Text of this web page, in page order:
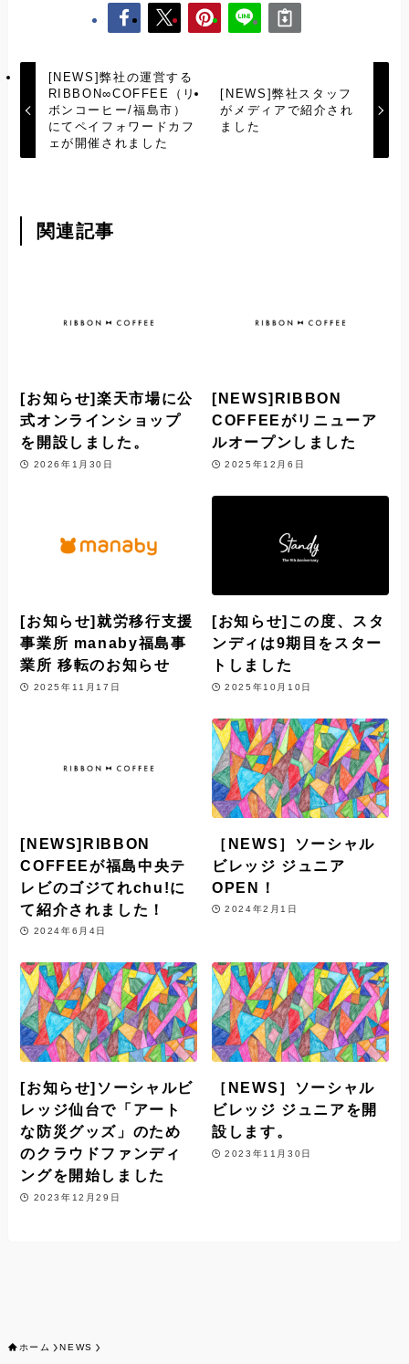
[NEWS]弊社の運営する
RIBBON∞COFFEE（リ
ボンコーヒー/福島市）
にてペイフォワードカフ
ェが開催されました
[NEWS]弊社スタッフ
がメディアで紹介され
ました
関連記事
[お知らせ]楽天市場に公
式オンラインショップ
を開設しました。
2026年1月30日
[NEWS]RIBBON
COFFEEがリニューア
ルオープンしました
2025年12月6日
[お知らせ]就労移行支援
事業所 manaby福島事
業所 移転のお知らせ
2025年11月17日
[お知らせ]この度、スタ
ンディは9期目をスター
トしました
2025年10月10日
[NEWS]RIBBON
COFFEEが福島中央テ
レビのゴジてれchu!に
て紹介されました！
2024年6月4日
［NEWS］ソーシャル
ビレッジ ジュニア
OPEN！
2024年2月1日
[お知らせ]ソーシャルビ
レッジ仙台で「アート
な防災グッズ」のため
のクラウドファンディ
ングを開始しました
2023年12月29日
［NEWS］ソーシャル
ビレッジ ジュニアを開
設します。
2023年11月30日
ホーム NEWS